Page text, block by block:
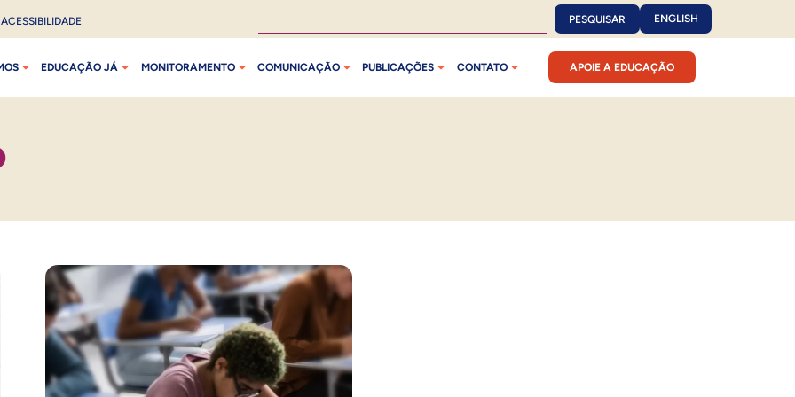
ACESSIBILIDADE PESQUISAR ENGLISH
EDUCAÇÃO JÁ MONITORAMENTO COMUNICAÇÃO PUBLICAÇÕES CONTATO APOIE A EDUCAÇÃO